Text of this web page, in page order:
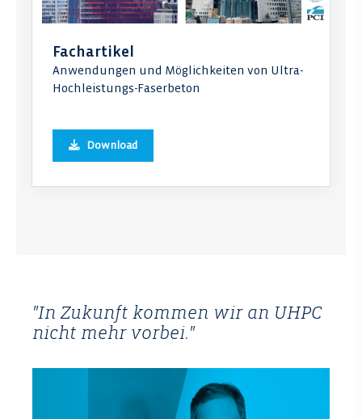
Fachartikel
Anwendungen und Möglichkeiten von Ultra-
Hochleistungs-Faserbeton
Download
"In Zukunft kommen wir an UHPC
nicht mehr vorbei."